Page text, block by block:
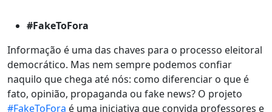
#FakeToFora
Informação é uma das chaves para o processo eleitoral
democrático. Mas nem sempre podemos confiar
naquilo que chega até nós: como diferenciar o que é
fato, opinião, propaganda ou fake news? O projeto
#FakeToFora é uma iniciativa que convida professores e